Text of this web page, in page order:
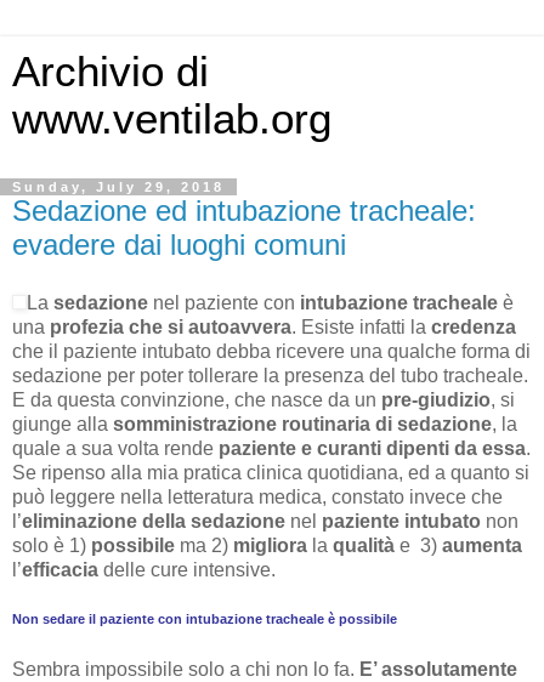
Archivio di
www.ventilab.org
Sunday, July 29, 2018
Sedazione ed intubazione tracheale:
evadere dai luoghi comuni
La sedazione nel paziente con intubazione tracheale è
una profezia che si autoavvera. Esiste infatti la credenza
che il paziente intubato debba ricevere una qualche forma di
sedazione per poter tollerare la presenza del tubo tracheale.
E da questa convinzione, che nasce da un pre-giudizio, si
giunge alla somministrazione routinaria di sedazione, la
quale a sua volta rende paziente e curanti dipenti da essa.
Se ripenso alla mia pratica clinica quotidiana, ed a quanto si
può leggere nella letteratura medica, constato invece che
l’eliminazione della sedazione nel paziente intubato non
solo è 1) possibile ma 2) migliora la qualità e 3) aumenta
l’efficacia delle cure intensive.
Non sedare il paziente con intubazione tracheale è possibile
Sembra impossibile solo a chi non lo fa. E’ assolutamente